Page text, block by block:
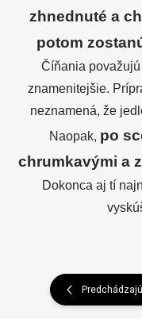
zhnednuté a
potom
Číňania
znamenitejšie.
neznamená, že
Naopak, po
chrumkavými a
Dokonca aj tí